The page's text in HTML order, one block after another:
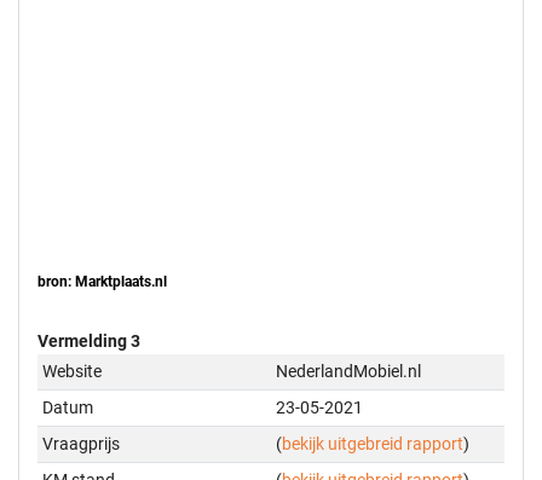
bron: Marktplaats.nl
Vermelding 3
Website
NederlandMobiel.nl
Datum
23-05-2021
Vraagprijs
(bekijk uitgebreid rapport)